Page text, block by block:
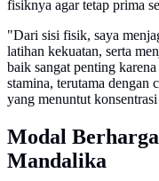
fisiknya agar tetap prima
"Dari sisi fisik, saya
latihan kekuatan, serta
baik sangat penting
stamina, terutama dengan
yang menuntut
Modal
Mandalika